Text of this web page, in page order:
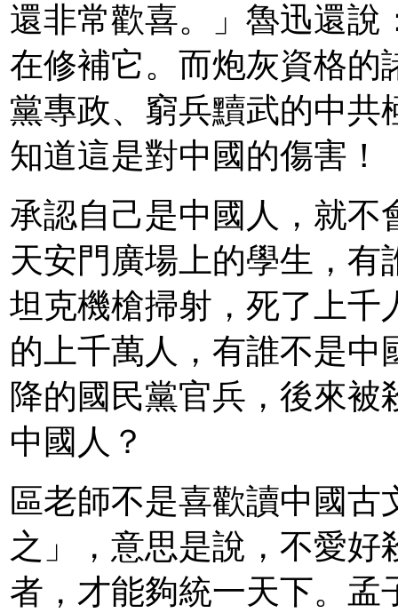
還非常歡喜。」魯迅還說
在修補它。而炮灰資格的
黨專政、窮兵黷武的中共
知道這是對中國的傷害！
承認自己是中國人，就不
天安門廣場上的學生，
坦克機槍掃射，死了上千
的上千萬人，有誰不是中
降的國民黨官兵，後來
中國人？
區老師不是喜歡讀中國
之」，意思是說，不愛
者，才能夠統一天下。孟